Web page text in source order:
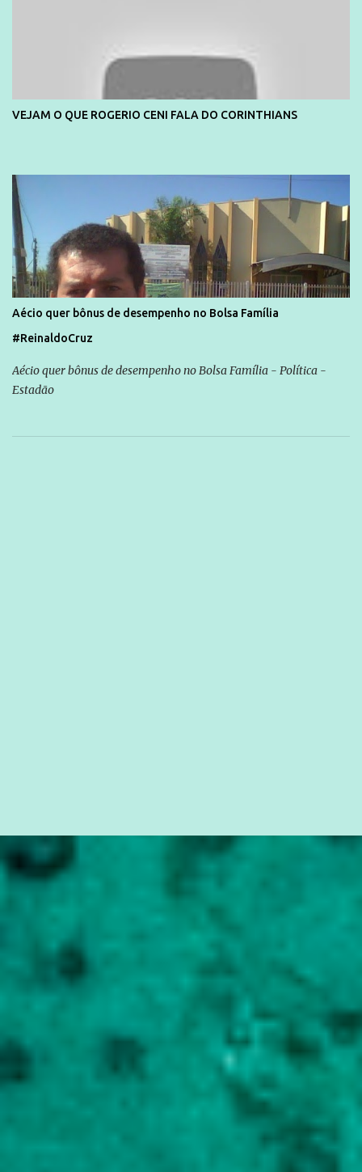
VEJAM O QUE ROGERIO CENI FALA DO CORINTHIANS
Aécio quer bônus de desempenho no Bolsa Família
#ReinaldoCruz
Aécio quer bônus de desempenho no Bolsa Família - Política -
Estadão